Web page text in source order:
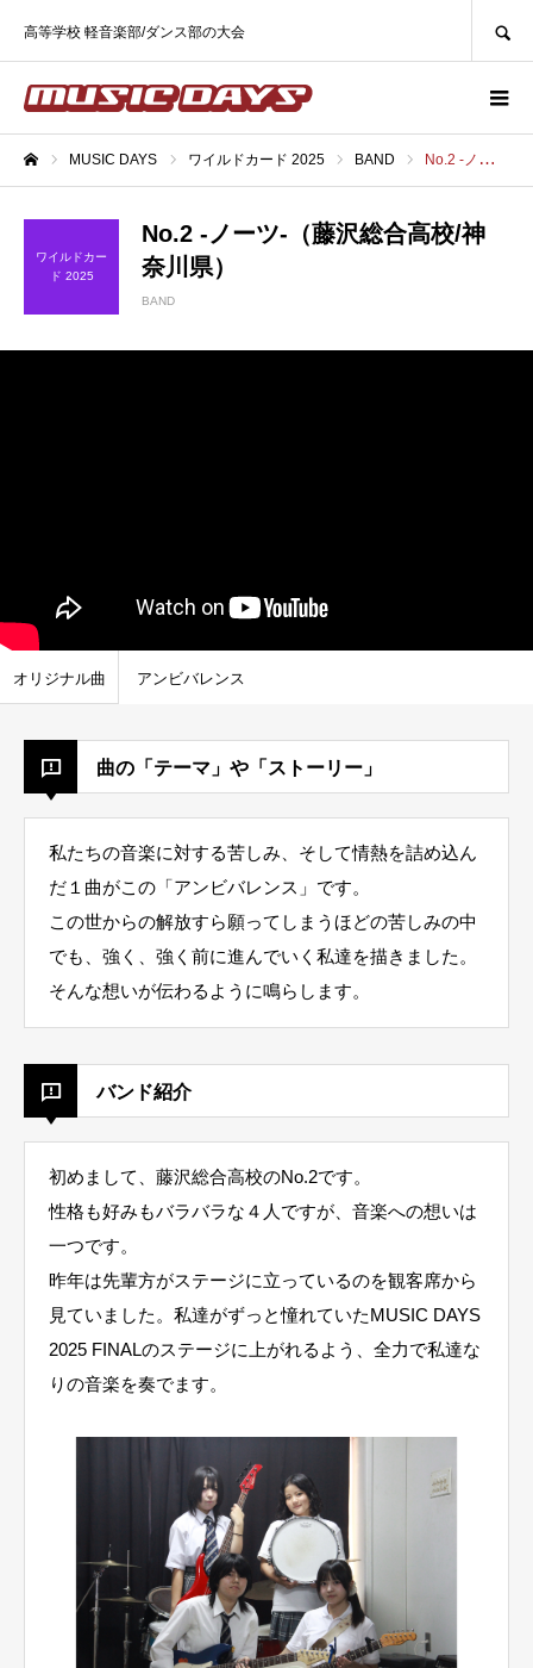
高等学校 軽音楽部/ダンス部の大会
MUSIC DAYS ワイルドカード 2025 BAND No.2 -ノーツ-（藤沢総合高校/神奈川県）
ワイルドカー
ド 2025
No.2 -ノーツ-（藤沢総合高校/神
奈川県）
BAND
オリジナル曲 アンビバレンス
曲の「テーマ」や「ストーリー」
私たちの音楽に対する苦しみ、そして情熱を詰め込ん
だ１曲がこの「アンビバレンス」です。
この世からの解放すら願ってしまうほどの苦しみの中
でも、強く、強く前に進んでいく私達を描きました。
そんな想いが伝わるように鳴らします。
バンド紹介
初めまして、藤沢総合高校のNo.2です。
性格も好みもバラバラな４人ですが、音楽への想いは
一つです。
昨年は先輩方がステージに立っているのを観客席から
見ていました。私達がずっと憧れていたMUSIC DAYS
2025 FINALのステージに上がれるよう、全力で私達な
りの音楽を奏でます。